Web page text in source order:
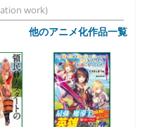
work)
他のアニメ化作品一覧